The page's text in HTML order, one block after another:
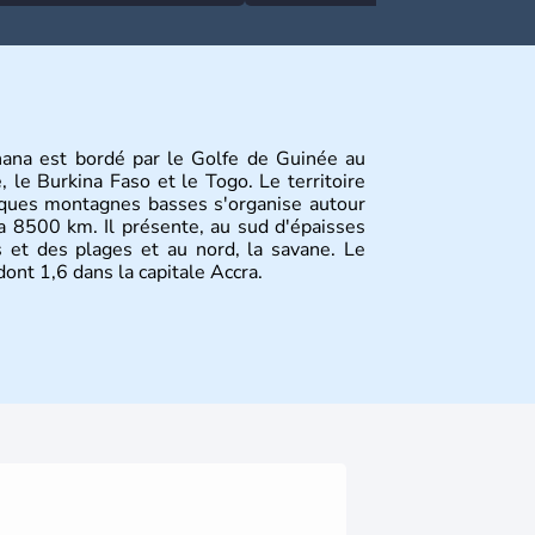
est bordé par le Golfe de Guinée au
le Burkina Faso et le Togo. Le territoire
montagnes basses s'organise autour
km. Il présente, au sud d'épaisses
des plages et au nord, la savane. Le
1,6 dans la capitale Accra.